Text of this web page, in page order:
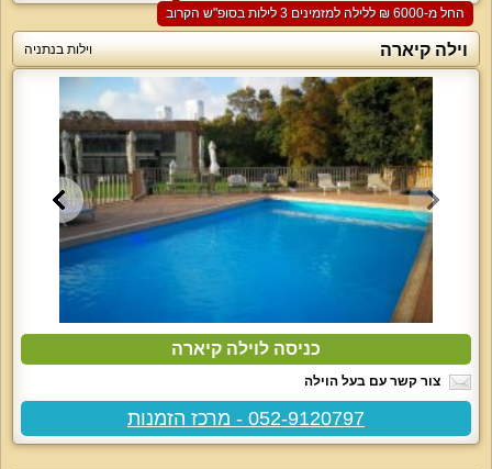
החל מ-‏6000 ₪ ללילה למזמינים 3 לילות בסופ"ש הקרוב
וילה קיארה וילות בנתניה
כניסה לוילה קיארה
צור קשר עם בעל הוילה
052-9120797 - מרכז הזמנות